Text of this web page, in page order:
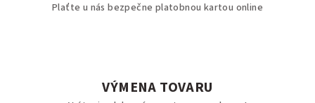
Plaťte u nás bezpečne platobnou kartou online
VÝMENA TOVARU